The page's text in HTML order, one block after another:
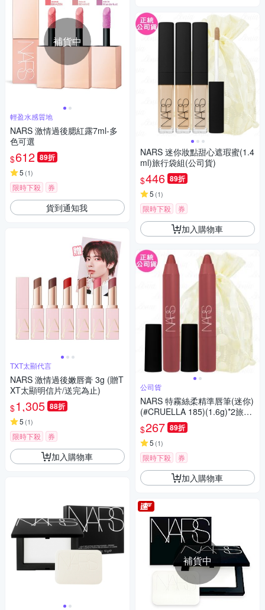
補貨中
輕盈水感質地
NARS 激情過後腮紅露7ml-多
色可選
$612 89折
5 (1)
限時下殺 券
貨到通知我
TXT太顯代言
NARS 激情過後嫩唇膏 3g (贈T
XT太顯明信片/送完為止)
$1,305 88折
5 (1)
限時下殺 券
加入購物車
NARS 迷你妝點甜心遮瑕蜜(1.4
ml)旅行袋組(公司貨)
$446 89折
5 (1)
限時下殺 券
加入購物車
公司貨
NARS 特霧絲柔精準唇筆(迷你)
(#CRUELLA 185)(1.6g)*2旅行
袋組(公司貨)
$267 89折
5 (1)
限時下殺 券
加入購物車
補貨中